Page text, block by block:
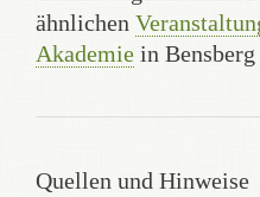
ähnlichen
Akademie in
Quellen und Hinweise